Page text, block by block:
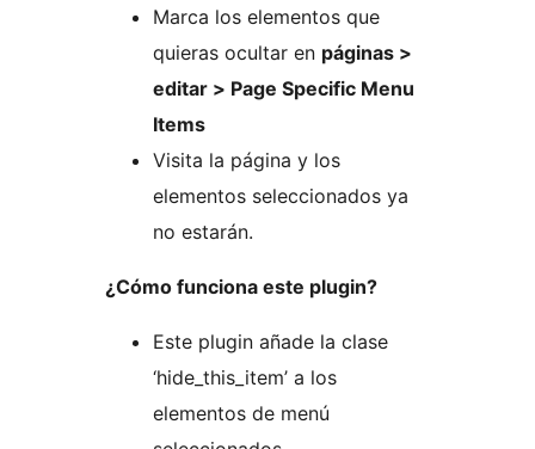
Marca los elementos que
quieras ocultar en páginas >
editar > Page Specific Menu
Items
Visita la página y los
elementos seleccionados ya
no estarán.
¿Cómo funciona este plugin?
Este plugin añade la clase
‘hide_this_item’ a los
elementos de menú